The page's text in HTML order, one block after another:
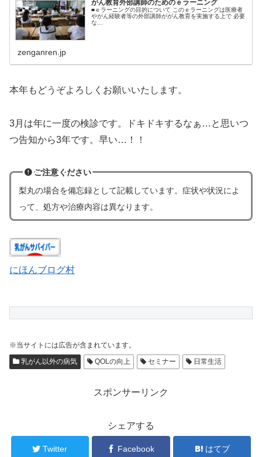
がん教育外部講師のためのｅラーニング
■ｅラーニングの目的について このｅラーニングは医療者
やがん経験者等の外部講師ががん教育を実施する上で 必要
な…
zenganren.jp
本年もどうぞよろしくお願いいたします。
3月は年に一度の検診です。ドキドキするなぁ…と思いつ
つ告知から3年です。早い…！！
ご注意ください
梨丸の場合を備忘録として記載しています。症状や状況によ
って、処方や治療内容は異なります。
にほんブログ村
※当サイトには広告が含まれています。
乳がん以外の病気
QOLの向上 セミナー 日常生活
スポンサーリンク
シェアする
Twitter Facebook はてブ